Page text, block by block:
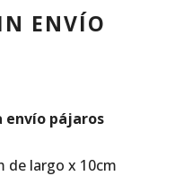
ENVÍO
envío pájaros
de largo x 10cm